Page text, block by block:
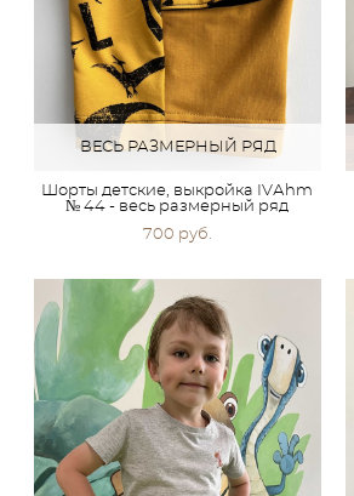
ВЕСЬ РАЗМЕРНЫЙ РЯД
Шорты детские, выкройка IVАhm
№ 44 - весь размерный ряд
700 pуб.